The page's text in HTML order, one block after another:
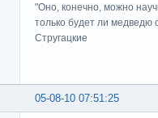
"Оно, конечно, можно
только будет ли медведю
Стругацкие
05-08-10 07:51:25